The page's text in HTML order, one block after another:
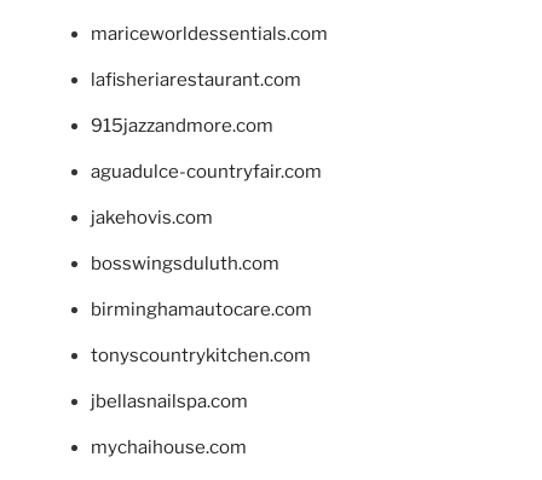
mariceworldessentials.com
lafisheriarestaurant.com
915jazzandmore.com
aguadulce-countryfair.com
jakehovis.com
bosswingsduluth.com
birminghamautocare.com
tonyscountrykitchen.com
jbellasnailspa.com
mychaihouse.com